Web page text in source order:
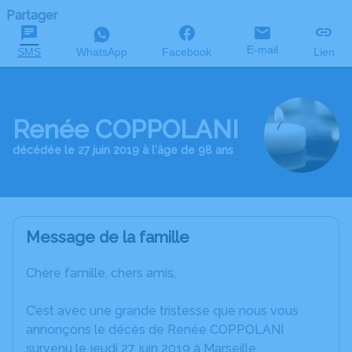
Partager
SMS WhatsApp Facebook E-mail Lien
Renée COPPOLANI
décédée le 27 juin 2019 à l'âge de 98 ans
Message de la famille
Chère famille, chers amis,
C’est avec une grande tristesse que nous vous
annonçons le décès de Renée COPPOLANI
survenu le jeudi 27 juin 2019 à Marseille.